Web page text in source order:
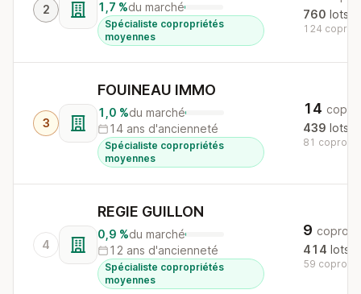
2 1,7 %du marché
Spécialiste copropriétés
moyennes
760 lots
124 copros
3
FOUINEAU IMMO
1,0 %du marché
14 ans d'ancienneté
Spécialiste copropriétés
moyennes
14
439 lots
81 copros
4
REGIE GUILLON
0,9 %du marché
12 ans d'ancienneté
Spécialiste copropriétés
moyennes
9 copros
414 lots
59 copros